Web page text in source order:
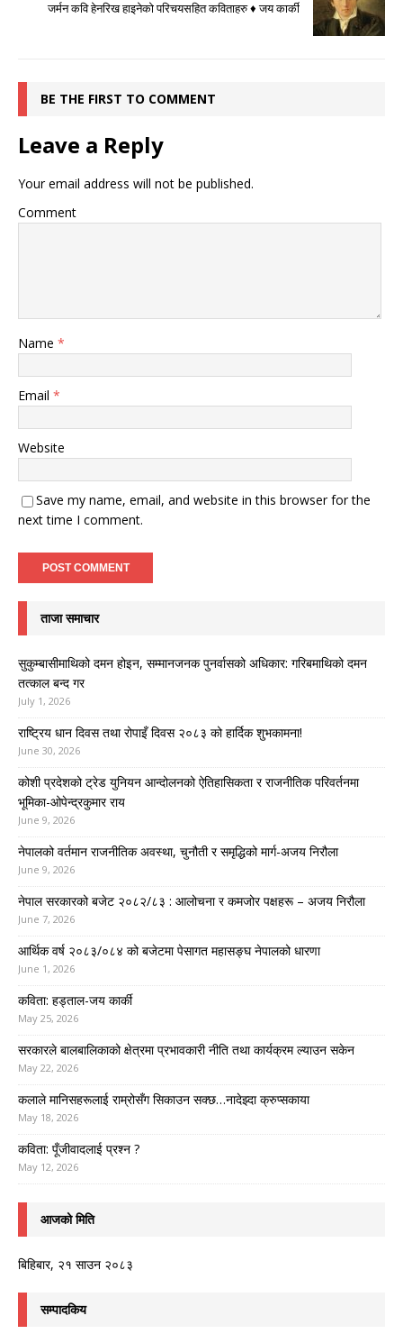
जर्मन कवि हेनरिख हाइनेको परिचयसहित कविताहरु ♦ जय कार्की
BE THE FIRST TO COMMENT
Leave a Reply
Your email address will not be published.
Comment
Name *
Email *
Website
Save my name, email, and website in this browser for the
next time I comment.
ताजा समाचार
सुकुम्बासीमाथिको दमन होइन, सम्मानजनक पुनर्वासको अधिकार: गरिबमाथिको दमन
तत्काल बन्द गर
July 1, 2026
राष्ट्रिय धान दिवस तथा रोपाइँ दिवस २०८३ को हार्दिक शुभकामना!
June 30, 2026
कोशी प्रदेशको ट्रेड युनियन आन्दोलनको ऐतिहासिकता र राजनीतिक परिवर्तनमा
भूमिका-ओपेन्द्रकुमार राय
June 9, 2026
नेपालको वर्तमान राजनीतिक अवस्था, चुनौती र समृद्धिको मार्ग-अजय निरौला
June 9, 2026
नेपाल सरकारको बजेट २०८२/८३ : आलोचना र कमजोर पक्षहरू – अजय निरौला
June 7, 2026
आर्थिक वर्ष २०८३/०८४ को बजेटमा पेसागत महासङ्घ नेपालको धारणा
June 1, 2026
कविता: हड्ताल-जय कार्की
May 25, 2026
सरकारले बालबालिकाको क्षेत्रमा प्रभावकारी नीति तथा कार्यक्रम ल्याउन सकेन
May 22, 2026
कलाले मानिसहरूलाई राम्रोसँग सिकाउन सक्छ…नादेझ्दा क्रुप्सकाया
May 18, 2026
कविता: पूँजीवादलाई प्रश्न ?
May 12, 2026
आजको मिति
बिहिबार, २१ साउन २०८३
सम्पादकिय